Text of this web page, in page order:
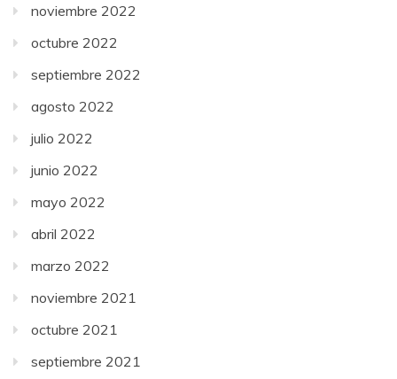
noviembre 2022
octubre 2022
septiembre 2022
agosto 2022
julio 2022
junio 2022
mayo 2022
abril 2022
marzo 2022
noviembre 2021
octubre 2021
septiembre 2021